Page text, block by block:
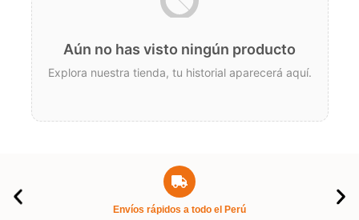
Aún no has visto ningún producto
Explora nuestra tienda, tu historial aparecerá aquí.
Envíos rápidos a todo el Perú